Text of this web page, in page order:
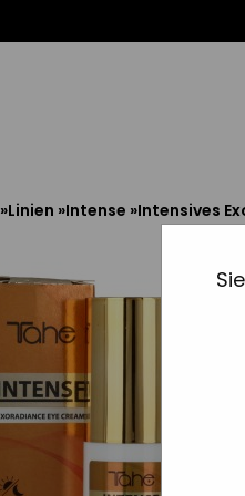
»Linien »Intense »Intensives